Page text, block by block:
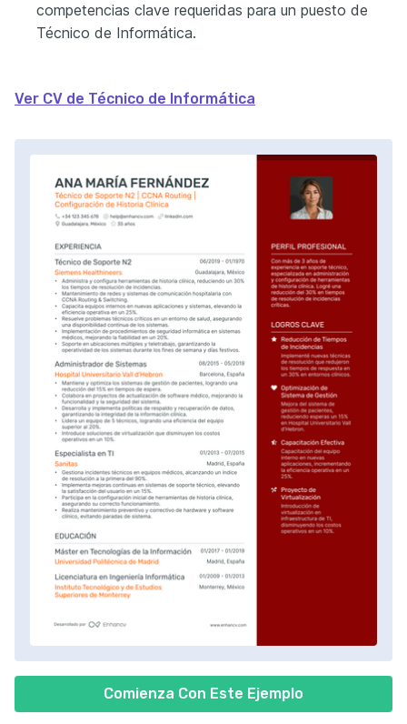
Comienza Con Este Ejemplo
competencias clave requeridas para un puesto de
Técnico de Informática.
Ver CV de Técnico de Informática